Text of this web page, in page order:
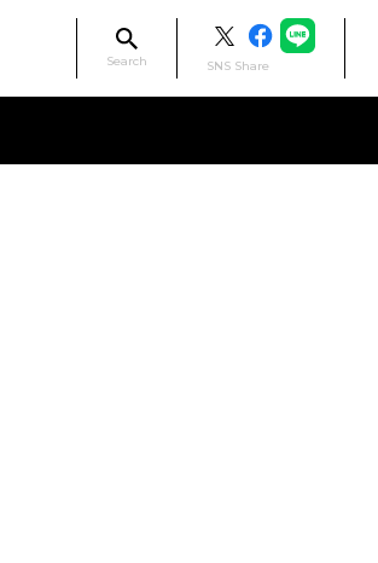
Search SNS Share